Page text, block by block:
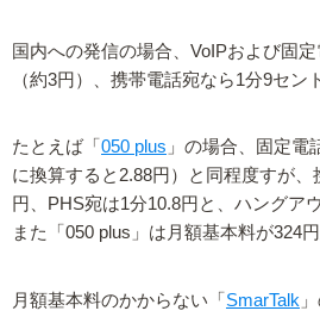
国内への発信の場合、VoIPおよび固
（約3円）、携帯電話宛なら1分9セン
たとえば「 050 plus 」の場合、固定電
に換算すると2.88円）と同程度すが、
円、PHS宛は1分10.8円と、ハングア
また「050 plus」は月額基本料が324円
月額基本料のかからない「 SmarTalk